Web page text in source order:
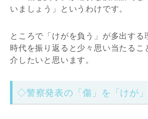
いましょう」というわけです。
ところで「けがを負う」が多出する
時代を振り返ると少々思い当たるこ
介したいと思います。
◇警察発表の「傷」を「けが